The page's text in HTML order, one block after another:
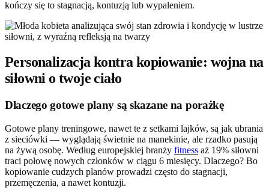
kończy się to stagnacją, kontuzją lub wypaleniem.
Personalizacja kontra kopiowanie: wojna na
siłowni o twoje ciało
Dlaczego gotowe plany są skazane na porażkę
Gotowe plany treningowe, nawet te z setkami lajków, są jak ubrania
z sieciówki — wyglądają świetnie na manekinie, ale rzadko pasują
na żywą osobę. Według europejskiej branży fitness aż 19% siłowni
traci połowę nowych członków w ciągu 6 miesięcy. Dlaczego? Bo
kopiowanie cudzych planów prowadzi często do stagnacji,
przemęczenia, a nawet kontuzji.